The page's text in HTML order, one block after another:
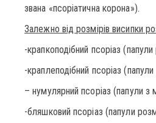
звана «псоріатична корона»).
Залежно від розмірів висипки
-крапкоподібний псоріаз
-краплеподібний псоріаз
– нумулярний псоріаз (папули з
-бляшковий псоріаз (папули